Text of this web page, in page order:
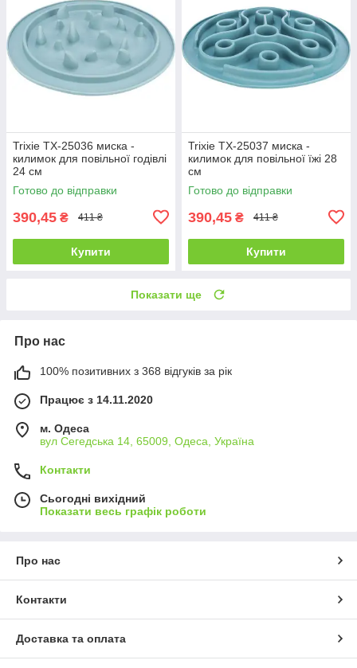
Trixie TX-25036 миска -
килимок для повільної годівлі
24 см
Готово до відправки
390,45 ₴ 411 ₴
Купити
Trixie TX-25037 миска -
килимок для повільної їжі 28
см
Готово до відправки
390,45 ₴ 411 ₴
Купити
Показати ще
Про нас
100% позитивних з 368 відгуків за рік
Працює з 14.11.2020
м. Одеса
вул Сегедська 14, 65009, Одеса, Україна
Контакти
Сьогодні вихідний
Показати весь графік роботи
Про нас
Контакти
Доставка та оплата